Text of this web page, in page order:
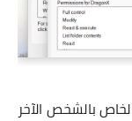
بالشخص الآخر